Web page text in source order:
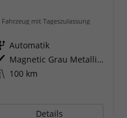
Fahrzeug mit Tageszulassung
Getriebe Automatik
Außenfarbe
Magnetic Grau Metallic (S7)
Kilometerstand 100 km
Details